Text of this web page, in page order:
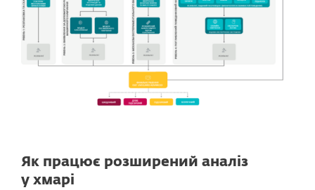
Як працює розширений аналіз
у хмарі